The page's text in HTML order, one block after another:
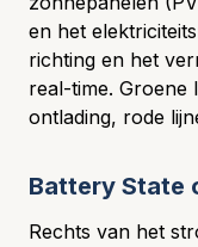
en het
richting en het
real-time. Groene
ontlading, rode
Battery State
Rechts van het